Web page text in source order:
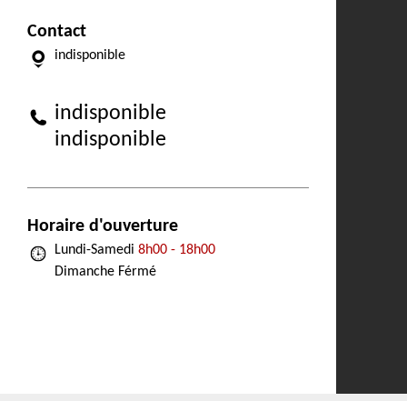
Contact
indisponible
indisponible
indisponible
Horaire d'ouverture
Lundi-Samedi 8h00 - 18h00
Dimanche Férmé